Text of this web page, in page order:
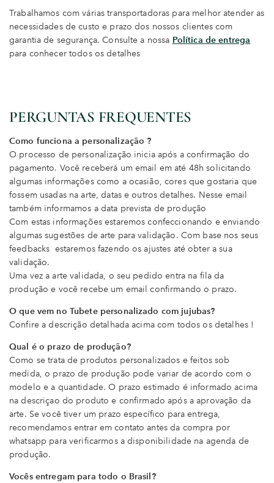
Trabalhamos com várias transportadoras para melhor atender as
necessidades de custo e prazo dos nossos clientes com
garantia de segurança. Consulte a nossa Política de entrega
para conhecer todos os detalhes
PERGUNTAS FREQUENTES
Como funciona a personalização ?
O processo de personalização inicia após a confirmação do
pagamento. Você receberá um email em até 48h solicitando
algumas informações como a ocasião, cores que gostaria que
fossem usadas na arte, datas e outros detalhes. Nesse email
também informamos a data prevista de produção
Com estas informações estaremos confeccionando e enviando
algumas sugestões de arte para validação. Com base nos seus
feedbacks estaremos fazendo os ajustes até obter a sua
validação.
Uma vez a arte validada, o seu pedido entra na fila da
produção e você recebe um email confirmando o prazo.
O que vem no Tubete personalizado com jujubas?
Confire a descrição detalhada acima com todos os detalhes !
Qual é o prazo de produção?
Como se trata de produtos personalizados e feitos sob
medida, o prazo de produção pode variar de acordo com o
modelo e a quantidade. O prazo estimado é informado acima
na descriçao do produto e confirmado após a aprovação da
arte. Se você tiver um prazo específico para entrega,
recomendamos entrar em contato antes da compra por
whatsapp para verificarmos a disponibilidade na agenda de
produção.
Vocês entregam para todo o Brasil?